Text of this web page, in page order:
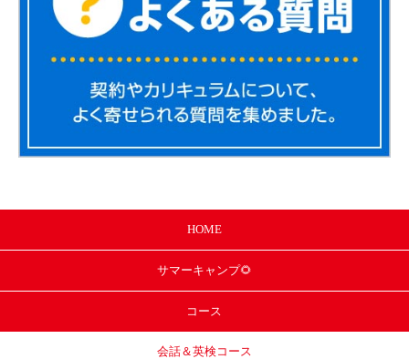
HOME
サマーキャンプ🌻
コース
会話＆英検コース